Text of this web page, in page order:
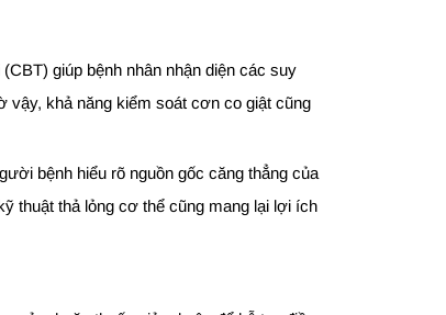
giúp bệnh nhân nhận diện các suy
vậy, khả năng kiểm soát cơn co giật cũng
bệnh hiểu rõ nguồn gốc căng thẳng của
thuật thả lỏng cơ thể cũng mang lại lợi ích